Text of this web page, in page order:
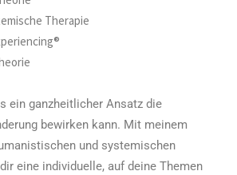
Therapie
ein ganzheitlicher Ansatz die
bewirken kann. Mit meinem
und systemischen
eine individuelle, auf deine Themen